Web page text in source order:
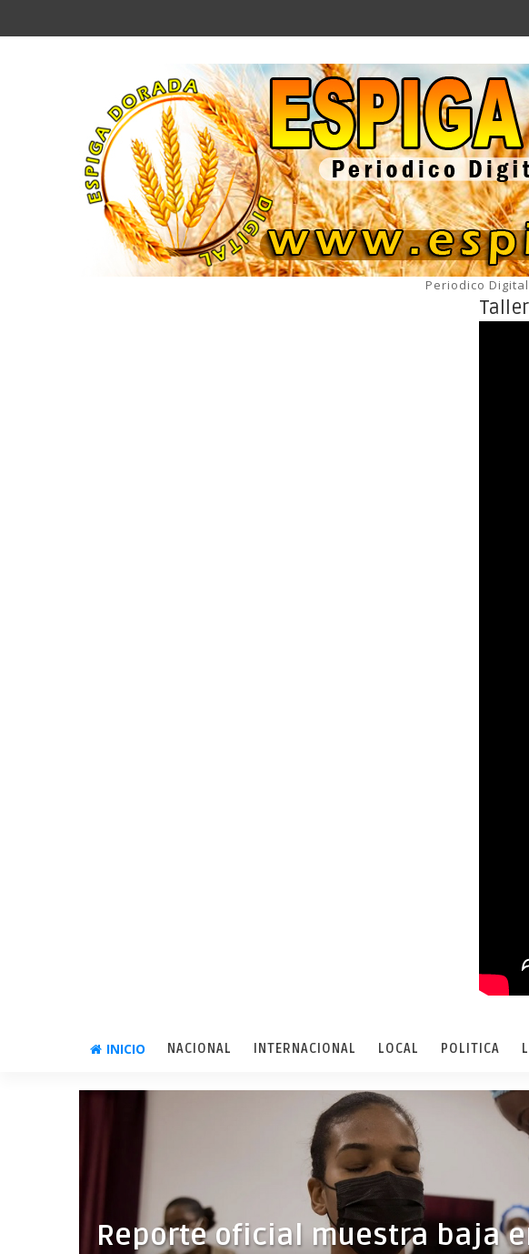
Periodico
Taller
INICIO NACIONAL INTERNACIONAL LOCAL POLITICA
Reporte oficial muestra baja